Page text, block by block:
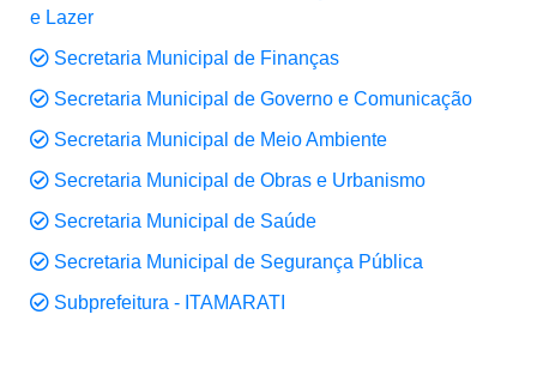
e Lazer
Secretaria Municipal de Finanças
Secretaria Municipal de Governo e Comunicação
Secretaria Municipal de Meio Ambiente
Secretaria Municipal de Obras e Urbanismo
Secretaria Municipal de Saúde
Secretaria Municipal de Segurança Pública
Subprefeitura - ITAMARATI